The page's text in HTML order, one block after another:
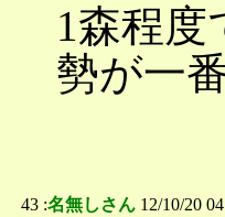
1森程
勢が一
43 :名無しさん 12/10/20